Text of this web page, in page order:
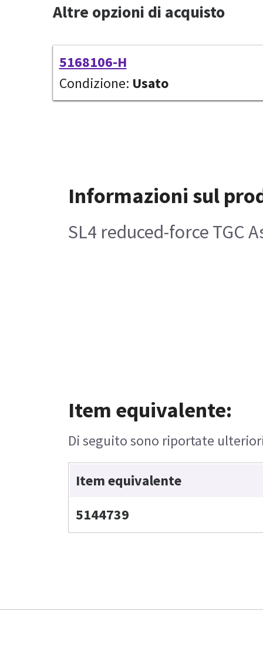
Altre opzioni di acquisto
5168106-H
Condizione: Usato
Informazioni sul
SL4 reduced-force TGC
Item equivalente:
Di seguito sono riportate
Item equivalente
5144739